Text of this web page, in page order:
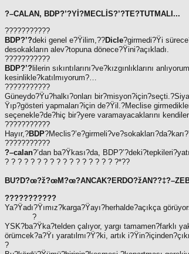
?–CALAN, BDP?’?Yİ?MECLİS?’?TE?TUTMALI...
???????????
BDP?’?deki genel e?Ÿilim,??Dicle?girmedi?Ÿi
desokakların alev?topuna dönece?Ÿini?açıkladı.
???????????
BDP?’? lilerin sıkıntılarını?ve?kızgınlıklarını
kesinlikle?katılmıyorum?…
???????????
Güneydo?Ÿu?halkı?onları
Ÿıp?gösteri yapmaları?için de?Ÿil.?Meclise
seçenekle?de?hiç bir?yere varamayacaklarını
???????????
Hayır,?BDP
???????????
?–calan?’dan ba?Ÿkası?da,
? ? ? ? ? ? ? ? ? ? ? ? ? ? ? ? ? ?*??
???????????
Ya?Ÿadı?Ÿımız?karga?Ÿayı?herhalde?açıkça
?
YSK?ba?Ÿka?telden çalıyor, yargı tamamen?farklı
örümcek?a?Ÿı yaratılmı?Ÿ?ki, artık
?